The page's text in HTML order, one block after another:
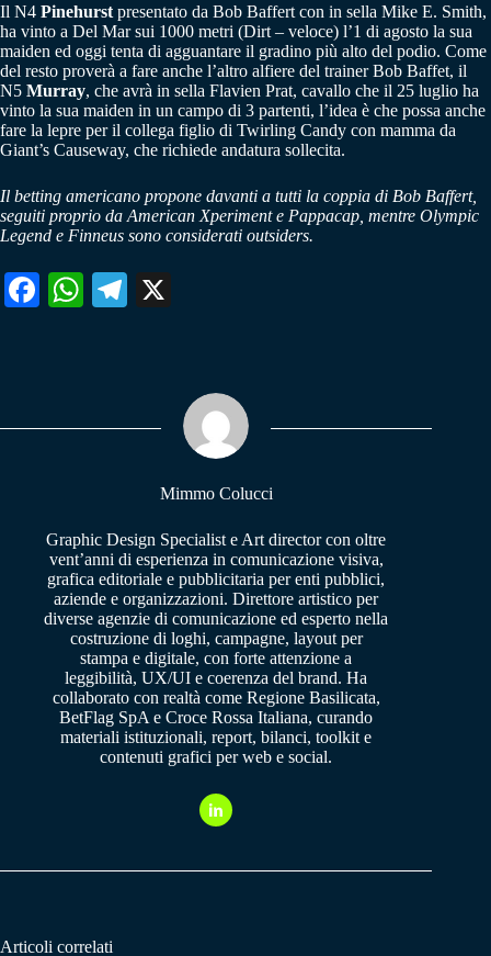
Il N4 Pinehurst presentato da Bob Baffert con in sella Mike E. Smith,
ha vinto a Del Mar sui 1000 metri (Dirt – veloce) l’1 di agosto la sua
maiden ed oggi tenta di agguantare il gradino più alto del podio. Come
del resto proverà a fare anche l’altro alfiere del trainer Bob Baffet, il
N5 Murray, che avrà in sella Flavien Prat, cavallo che il 25 luglio ha
vinto la sua maiden in un campo di 3 partenti, l’idea è che possa anche
fare la lepre per il collega figlio di Twirling Candy con mamma da
Giant’s Causeway, che richiede andatura sollecita.
Il betting americano propone davanti a tutti la coppia di Bob Baffert,
seguiti proprio da American Xperiment e Pappacap, mentre Olympic
Legend e Finneus sono considerati outsiders.
Fa W
pp
Te
m
Mimmo Colucci
Graphic Design Specialist e Art director con oltre
vent’anni di esperienza in comunicazione visiva,
grafica editoriale e pubblicitaria per enti pubblici,
aziende e organizzazioni. Direttore artistico per
diverse agenzie di comunicazione ed esperto nella
costruzione di loghi, campagne, layout per
stampa e digitale, con forte attenzione a
leggibilità, UX/UI e coerenza del brand. Ha
collaborato con realtà come Regione Basilicata,
BetFlag SpA e Croce Rossa Italiana, curando
materiali istituzionali, report, bilanci, toolkit e
contenuti grafici per web e social.
Articoli correlati